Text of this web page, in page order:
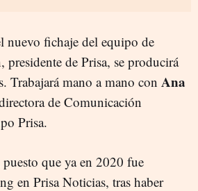
nuevo fichaje del equipo de
presidente de Prisa, se producirá
Trabajará mano a mano con Ana
de Comunicación
Prisa.
que ya en 2020 fue
en Prisa Noticias, tras haber